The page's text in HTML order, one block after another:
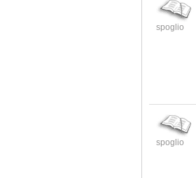
spoglio
spoglio